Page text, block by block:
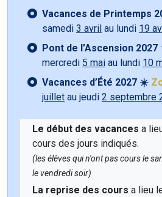
Vacances de Printemps
samedi 3 avril au lundi 19
Pont de l’Ascension 2027
mercredi 5 mai au lundi 10
Vacances d’Été 2027 ☀️
juillet au jeudi 2 septembre
Le début des vacances a
cours des jours indiqués.
(les élèves qui n'ont pas cours le
le vendredi soir)
La reprise des cours a lieu